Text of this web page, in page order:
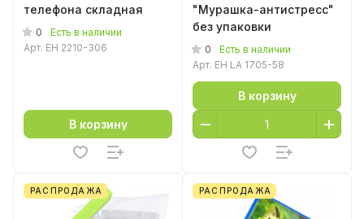
телефона складная
0
Есть в наличии
Арт. EH 2210-306
В корзину
"Мурашка-антистресс"
без упаковки
0
Есть в наличии
Арт. EH LA 1705-58
В корзину
РАСПРОДАЖА РАСПРОДАЖА